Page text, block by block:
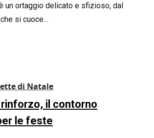
un ortaggio delicato e sfizioso, dal
si cuoce…
di Natale
il contorno
le feste